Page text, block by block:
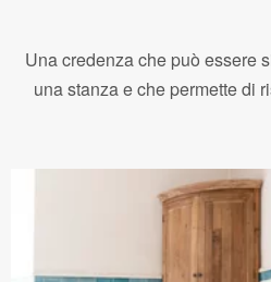
Una credenza che può essere
una stanza e che permette di